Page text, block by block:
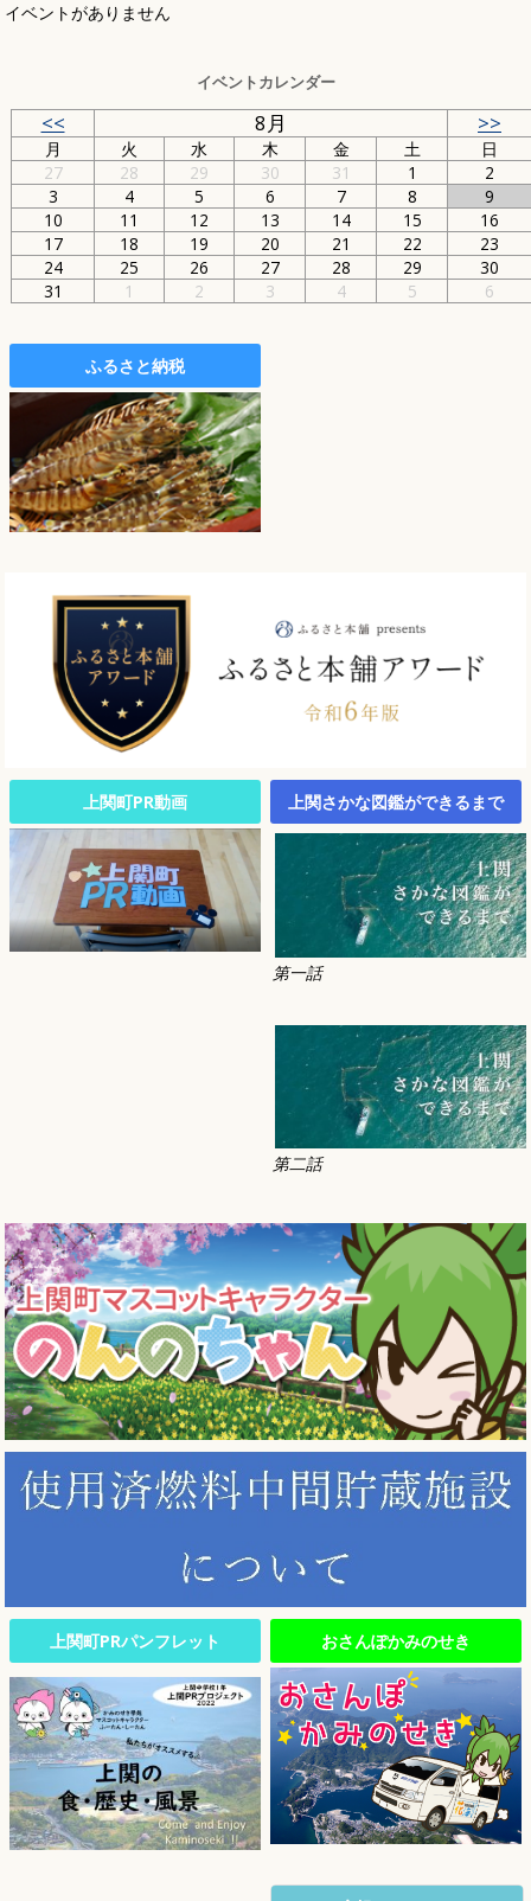
イベントがありません
イベントカレンダー
<< 8月 >>
月 火 水 木 金 土
日
27
28 29 30 31 1
2
3
4 5 6 7 8
9
10
11 12 13 14 15
16
17
18 19 20 21 22
23
24
25 26 27 28 29
30
31
1 2 3 4 5 6
ふるさと納税
上関町PR動画 上関さかな図鑑ができるまで
第一話
第二話
上関町PRパンフレット おさんぽかみのせき